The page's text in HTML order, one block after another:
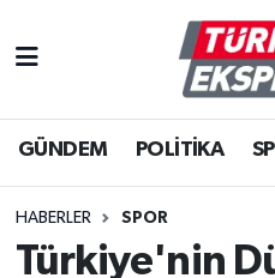
GÜNDEM POLİTİKA
HABERLER SPOR
Türkiye'nin
İstanbul Nöbetçi
İstanbul Hava
İstanbul Namaz
İstanbul Trafik